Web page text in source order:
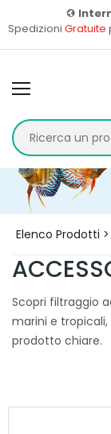
Spedizioni Gratuite
Elenco Prodotti
Scopri filtraggio
marini e
prodotto chiare.